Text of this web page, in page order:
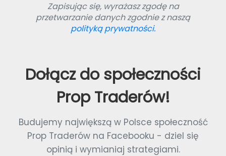
Zapisując się, wyrażasz zgodę na
przetwarzanie danych zgodnie z naszą
polityką prywatności.
Dołącz do społeczności
Prop Traderów!
Budujemy największą w Polsce społeczność
Prop Traderów na Facebooku - dziel się
opinią i wymianiaj strategiami.